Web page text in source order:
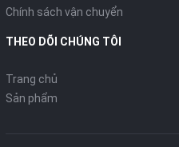
Chính sách vận chuyển
THEO DÕI CHÚNG TÔI
Trang chủ
Sản phẩm